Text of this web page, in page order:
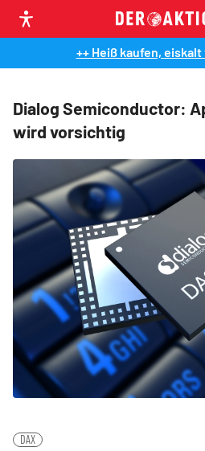
++ Heiß kaufen,
Dialog Semiconductor:
wird vorsichtig
DAX